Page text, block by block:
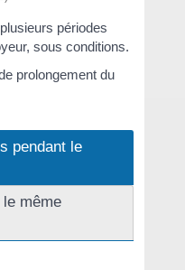
périodes
sous conditions.
prolongement du
pendant le
même